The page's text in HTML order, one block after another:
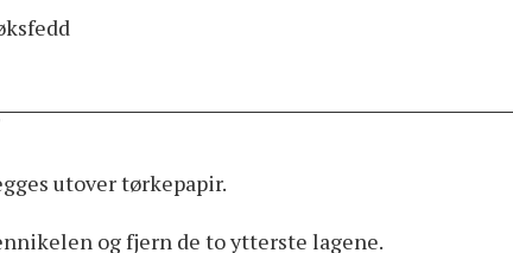
utover tørkepapir.
og fjern de to ytterste lagene.